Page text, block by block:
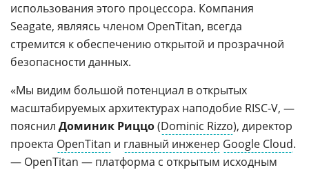
использования этого процессора. Компания
Seagate, являясь членом OpenTitan, всегда
стремится к обеспечению открытой и прозрачной
безопасности данных.
«Мы видим большой потенциал в открытых
масштабируемых архитектурах наподобие RISC-V, —
пояснил Доминик Риццо(Dominic Rizzo), директор
проекта OpenTitan и главный инженер Google Cloud.
— OpenTitan — платформа с открытым исходным